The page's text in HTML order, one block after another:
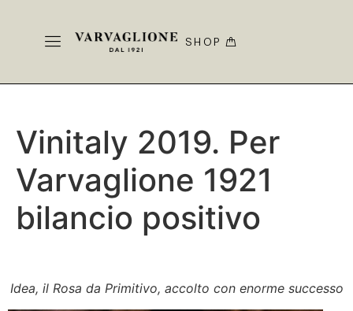
SHOP
Vinitaly 2019. Per
Varvaglione 1921
bilancio positivo
Idea, il Rosa da Primitivo, accolto con enorme successo